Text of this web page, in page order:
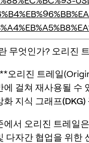
무엇인가? 오리진
오리진 트레일
에 걸쳐 재사용될 수
화 지식 그래프(DKG)
에서 오리진 트레일
다자간 협업을 위한